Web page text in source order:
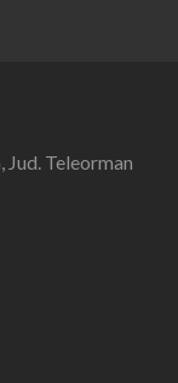
Jud. Teleorman